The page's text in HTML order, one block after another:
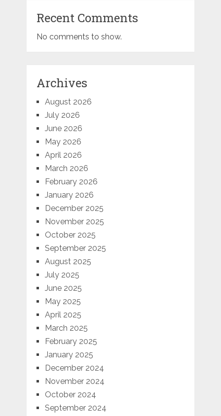
Recent Comments
No comments to show.
Archives
August 2026
July 2026
June 2026
May 2026
April 2026
March 2026
February 2026
January 2026
December 2025
November 2025
October 2025
September 2025
August 2025
July 2025
June 2025
May 2025
April 2025
March 2025
February 2025
January 2025
December 2024
November 2024
October 2024
September 2024